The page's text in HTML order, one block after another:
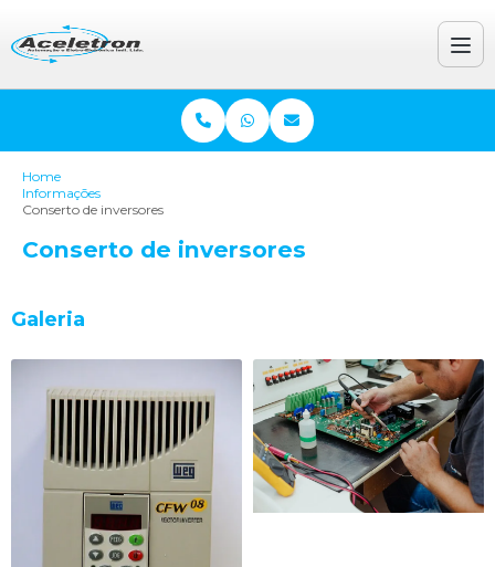
Home
Informações
Conserto de inversores
Conserto de inversores
Galeria